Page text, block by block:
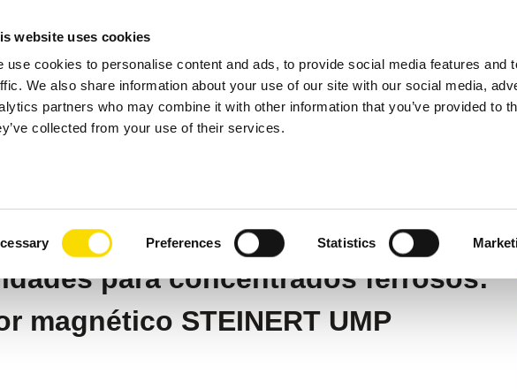
website uses cookies
use cookies to personalise content and ads, to provide social media features and
We also share information about your use of our site with our social media,
partners who may combine it with other information that you’ve provided to
collected from your use of their services.
Preferences Statistics
Productos Aplicaciones Ventas
UMP MULTIPOL
para concentrados ferrosos:
magnético STEINERT UMP